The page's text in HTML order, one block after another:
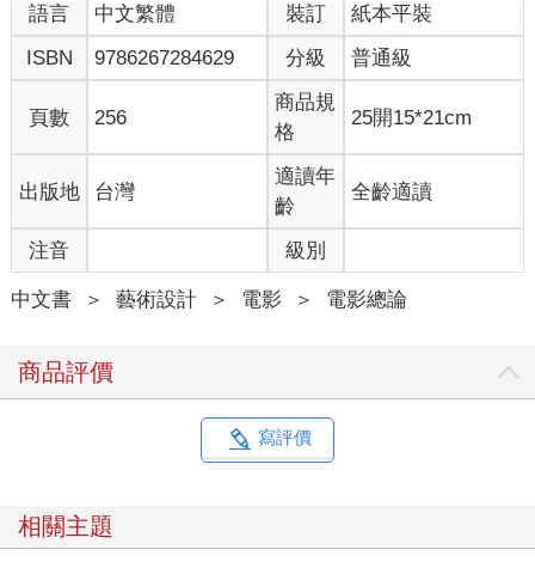
語言 中文繁體 裝訂
紙本平裝
ISBN
9786267284629 分級 普通級
頁數 256
商品規
格
25開15*21cm
出版地 台灣
適讀年
齡
全齡適讀
注音 級別
中文書 ＞ 藝術設計 ＞ 電影 ＞ 電影總論
商品評價
寫評價
相關主題